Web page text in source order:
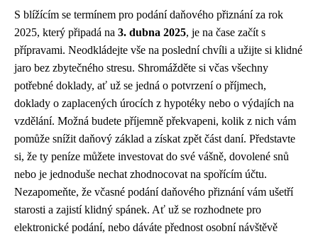
S blížícím se termínem pro podání daňového přiznání za rok
2025, který připadá na 3. dubna 2025, je na čase začít s
přípravami. Neodkládejte vše na poslední chvíli a užijte si klidné
jaro bez zbytečného stresu. Shromážděte si včas všechny
potřebné doklady, ať už se jedná o potvrzení o příjmech,
doklady o zaplacených úrocích z hypotéky nebo o výdajích na
vzdělání. Možná budete příjemně překvapeni, kolik z nich vám
pomůže snížit daňový základ a získat zpět část daní. Představte
si, že ty peníze můžete investovat do své vášně, dovolené snů
nebo je jednoduše nechat zhodnocovat na spořícím účtu.
Nezapomeňte, že včasné podání daňového přiznání vám ušetří
starosti a zajistí klidný spánek. Ať už se rozhodnete pro
elektronické podání, nebo dáváte přednost osobní návštěvě